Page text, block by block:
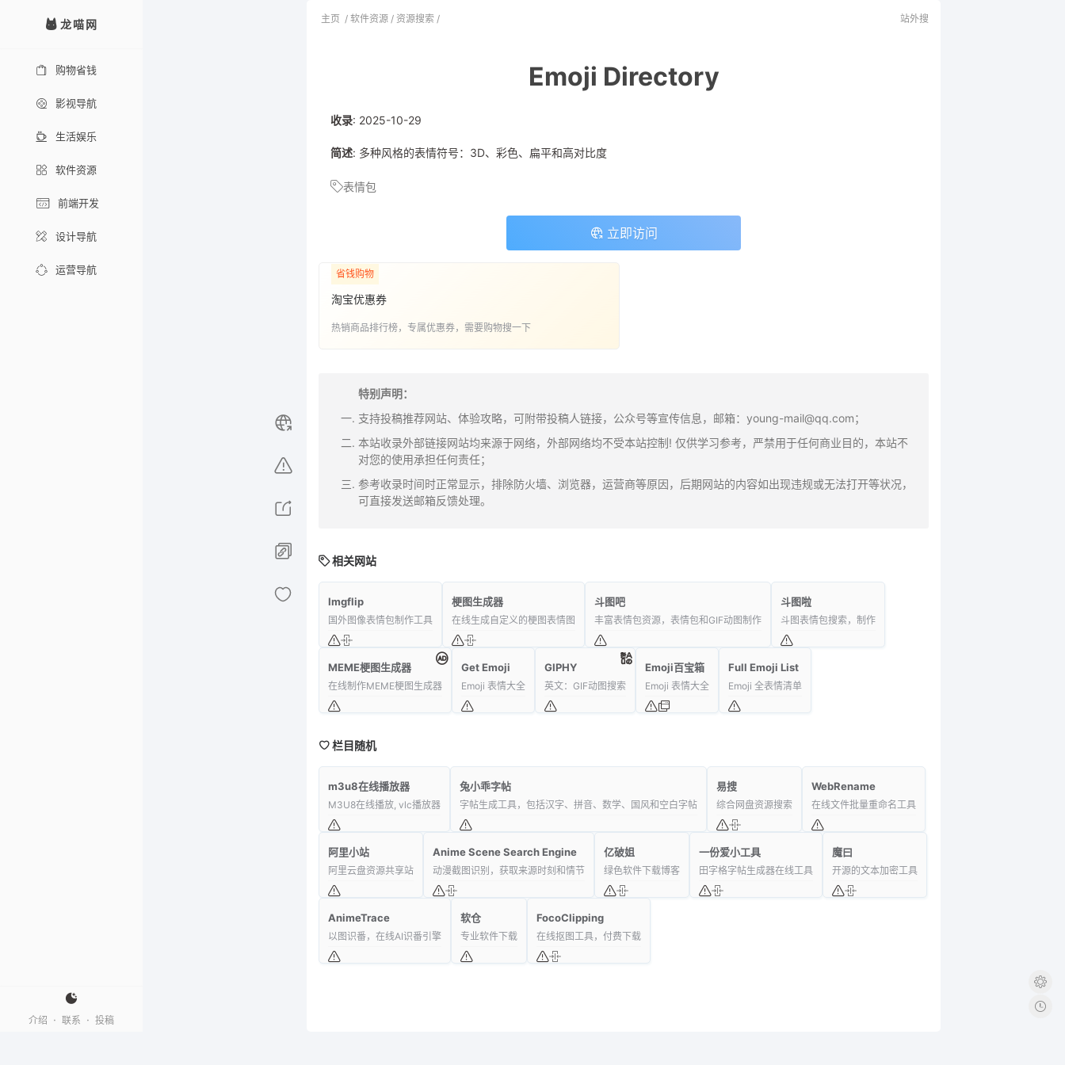
龙喵网
购物省钱
影视导航
生活娱乐
软件资源
前端开发
设计导航
运营导航
介绍 · 联系 · 投稿
主页 / 软件资源 / 资源搜索 / 站外搜
Emoji Directory
收录: 2025-10-29
简述: 多种风格的表情符号：3D、彩色、扁平和高对比度
表情包
立即访问
省钱购物
淘宝优惠券
热销商品排行榜，专属优惠券，需要购物搜一下
特别声明：
支持投稿推荐网站、体验攻略，可附带投稿人链接，公众号等宣传信息，邮箱：young-mail@qq.com；
本站收录外部链接网站均来源于网络，外部网络均不受本站控制! 仅供学习参考，严禁用于任何商业目的，本站不
对您的使用承担任何责任；
参考收录时间时正常显示，排除防火墙、浏览器，运营商等原因，后期网站的内容如出现违规或无法打开等状况，
可直接发送邮箱反馈处理。
相关网站
Imgflip
国外图像表情包制作工具
梗图生成器
在线生成自定义的梗图表情图
斗图吧
丰富表情包资源，表情包和GIF动图制作
斗图啦
斗图表情包搜索，制作
MEME梗图生成器
在线制作MEME梗图生成器
Get Emoji
Emoji 表情大全
GIPHY
英文：GIF动图搜索
Emoji百宝箱
Emoji 表情大全
Full Emoji List
Emoji 全表情清单
栏目随机
m3u8在线播放器
M3U8在线播放, vlc播放器
兔小乖字帖
字帖生成工具，包括汉字、拼音、数学、国风和空白字帖
易搜
综合网盘资源搜索
WebRename
在线文件批量重命名工具
阿里小站
阿里云盘资源共享站
Anime Scene Search Engine
动漫截图识别，获取来源时刻和情节
亿破姐
绿色软件下载博客
一份爱小工具
田字格字帖生成器在线工具
魔曰
开源的文本加密工具
AnimeTrace
以图识番，在线AI识番引擎
软仓
专业软件下载
FocoClipping
在线抠图工具，付费下载